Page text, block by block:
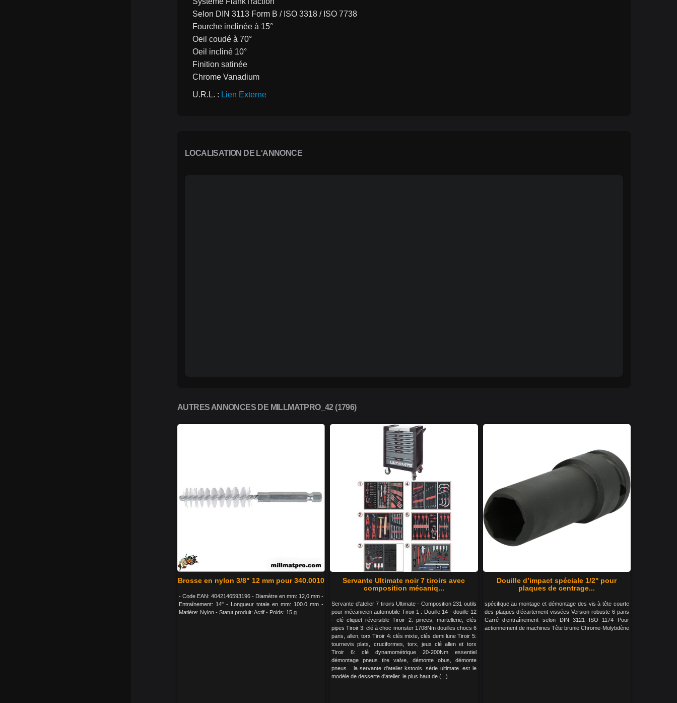
Selon DIN 3113 Form B / ISO 3318 / ISO 7738
Fourche inclinée à 15°
Oeil coudé à 70°
Oeil incliné 10°
Finition satinée
Chrome Vanadium
U.R.L. : Lien Externe
LOCALISATION DE L'ANNONCE
AUTRES ANNONCES DE MILLMATPRO_42 (1796)
Brosse en nylon 3/8" 12 mm pour 340.0010
- Code EAN: 4042146593196 - Diamètre en mm: 12,0 mm -
Entraînement: 14" - Longueur totale en mm: 100.0 mm -
Matière: Nylon - Statut produit: Actif - Poids: 15 g
Servante Ultimate noir 7 tiroirs avec
composition mécaniq...
Servante d'atelier 7 tiroirs Ultimate - Composition 231 outils
pour mécanicien automobile Tiroir 1 : Douille 14 - douille 12
- clé cliquet réversible Tiroir 2: pinces, martellerie, clés
pipes Tiroir 3: clé à choc monster 1708Nm douilles chocs 6
pans, allen, torx Tiroir 4: clés mixte, clés demi lune Tiroir 5:
tournevis plats, cruciformes, torx, jeux clé allen et torx
Tiroir 6: clé dynamométrique 20-200Nm essentiel
démontage pneus tire valve, démonte obus, démonte
pneus... la servante d'atelier kstools. série ultimate. est le
modèle de desserte d'atelier. le plus haut de (...)
Douille d’impact spéciale 1/2'' pour
plaques de centrage...
spécifique au montage et démontage des vis à tête courte
des plaques d’écartement vissées Version robuste 6 pans
Carré d’entraînement selon DIN 3121 ISO 1174 Pour
actionnement de machines Tête brunie Chrome-Molybdène